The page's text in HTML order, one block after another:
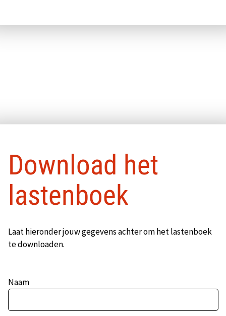
Download het
lastenboek
Laat hieronder jouw gegevens achter om het lastenboek
te downloaden.
Naam